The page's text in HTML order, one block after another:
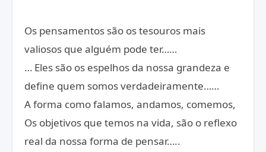
Os pensamentos são os tesouros mais
valiosos que alguém pode ter……
… Eles são os espelhos da nossa grandeza e
define quem somos verdadeiramente……
A forma como falamos, andamos, comemos,
Os objetivos que temos na vida, são o reflexo
real da nossa forma de pensar…..